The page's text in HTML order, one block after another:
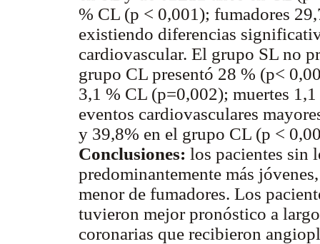
% CL (p < 0,001); fumadores
existiendo diferencias
cardiovascular. El grupo SL no
grupo CL presentó 28 % (p<
3,1 % CL (p=0,002); muertes
eventos cardiovasculares
y 39,8% en el grupo CL (p <
Conclusiones: los pacientes sin
predominantemente más
menor de fumadores. Los
tuvieron mejor pronóstico a
coronarias que recibieron